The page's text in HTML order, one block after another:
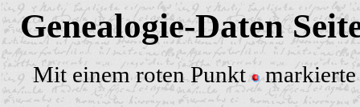
Genealogie-Daten
Mit einem roten Punkt markierte